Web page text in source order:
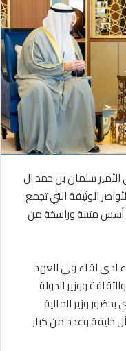
الأمير سلمان بن حمد آل
الوثيقة التي تجمع
أسس متينة وراسخة من
لدى لقاء ولي العهد
ووزير الدولة
وزير المالية
خليفة وعدد من كبار